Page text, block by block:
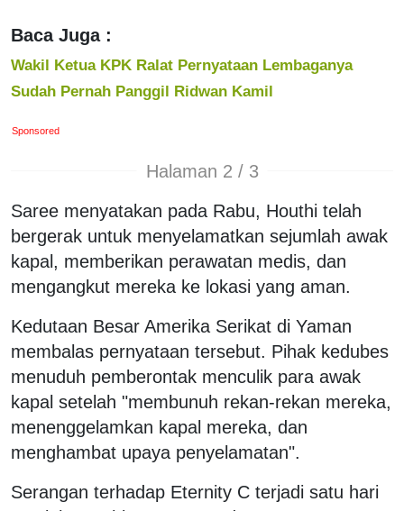
Baca Juga :
Wakil Ketua KPK Ralat Pernyataan Lembaganya
Sudah Pernah Panggil Ridwan Kamil
Sponsored
Halaman 2 / 3
Saree menyatakan pada Rabu, Houthi telah
bergerak untuk menyelamatkan sejumlah awak
kapal, memberikan perawatan medis, dan
mengangkut mereka ke lokasi yang aman.
Kedutaan Besar Amerika Serikat di Yaman
membalas pernyataan tersebut. Pihak kedubes
menuduh pemberontak menculik para awak
kapal setelah "membunuh rekan-rekan mereka,
menenggelamkan kapal mereka, dan
menghambat upaya penyelamatan".
Serangan terhadap Eternity C terjadi satu hari